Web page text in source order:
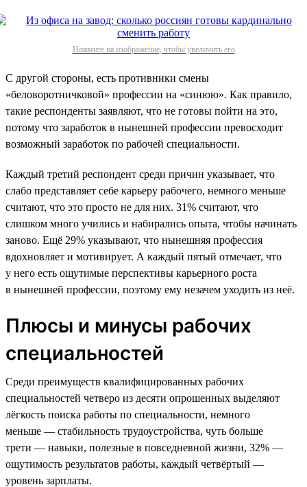
Нажмите на изображение, чтобы увеличить его
С другой стороны, есть противники смены
«беловоротничковой» профессии на «синюю». Как правило,
такие респонденты заявляют, что не готовы пойти на это,
потому что заработок в нынешней профессии превосходит
возможный заработок по рабочей специальности.
Каждый третий респондент среди причин указывает, что
слабо представляет себе карьеру рабочего, немного меньше
считают, что это просто не для них. 31% считают, что
слишком много учились и набирались опыта, чтобы начинать
заново. Ещё 29% указывают, что нынешняя профессия
вдохновляет и мотивирует. А каждый пятый отмечает, что
у него есть ощутимые перспективы карьерного роста
в нынешней профессии, поэтому ему незачем уходить из неё.
Плюсы и минусы рабочих
специальностей
Среди преимуществ квалифицированных рабочих
специальностей четверо из десяти опрошенных выделяют
лёгкость поиска работы по специальности, немного
меньше — стабильность трудоустройства, чуть больше
трети — навыки, полезные в повседневной жизни, 32% —
ощутимость результатов работы, каждый четвёртый —
уровень зарплаты.